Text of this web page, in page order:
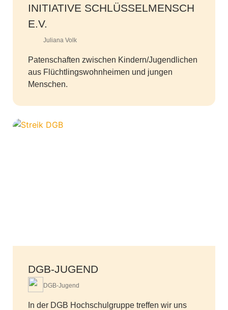
INITIATIVE SCHLÜSSELMENSCH
E.V.
Juliana Volk
Patenschaften zwischen Kindern/Jugendlichen
aus Flüchtlingswohnheimen und jungen
Menschen.
DGB-JUGEND
DGB-Jugend
In der DGB Hochschulgruppe treffen wir uns